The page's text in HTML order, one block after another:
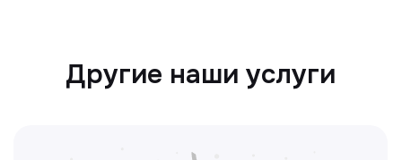
Ультразвуковая диагностика